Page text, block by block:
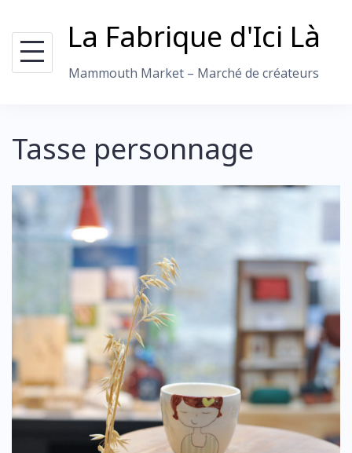
to
content
La Fabrique d'Ici Là
Mammouth Market – Marché de créateurs
Tasse personnage